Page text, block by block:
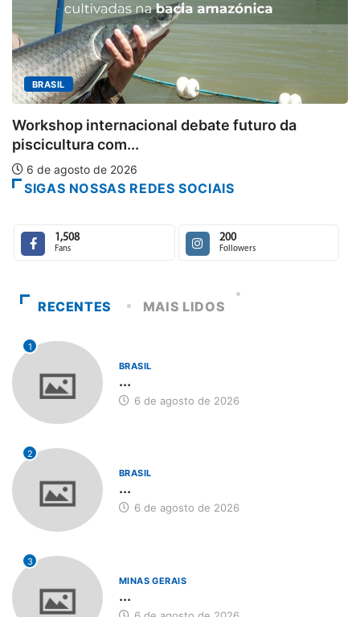
futuro da
Aberto o
SIGAS NOSSAS REDES SOCIAIS
1,508
Fans
200
Followers
RECENTES MAIS LIDOS
1
BRASIL
...
6 de agosto de 2026
2
BRASIL
...
6 de agosto de 2026
3
MINAS GERAIS
...